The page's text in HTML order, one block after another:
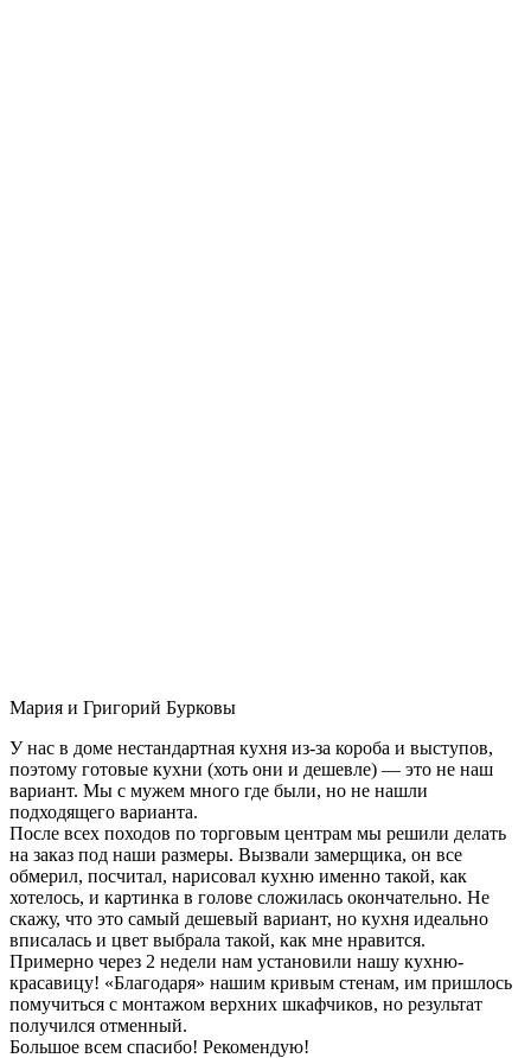
Мария и Григорий Бурковы
У нас в доме нестандартная кухня из-за короба и выступов,
поэтому готовые кухни (хоть они и дешевле) — это не наш
вариант. Мы с мужем много где были, но не нашли
подходящего варианта.
После всех походов по торговым центрам мы решили делать
на заказ под наши размеры. Вызвали замерщика, он все
обмерил, посчитал, нарисовал кухню именно такой, как
хотелось, и картинка в голове сложилась окончательно. Не
скажу, что это самый дешевый вариант, но кухня идеально
вписалась и цвет выбрала такой, как мне нравится.
Примерно через 2 недели нам установили нашу кухню-
красавицу! «Благодаря» нашим кривым стенам, им пришлось
помучиться с монтажом верхних шкафчиков, но результат
получился отменный.
Большое всем спасибо! Рекомендую!